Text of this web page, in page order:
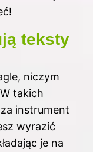
teksty
niczym
takich
instrument
wyrazić
je na